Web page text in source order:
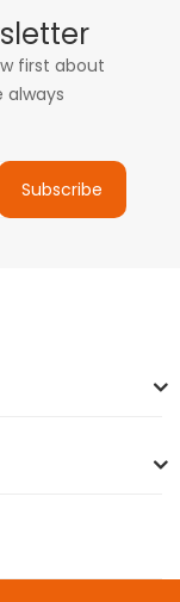
first about
always
Subscribe